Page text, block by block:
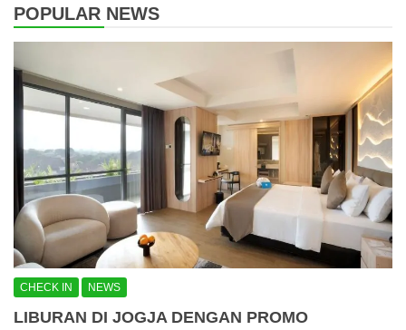
POPULAR NEWS
CHECK IN NEWS
LIBURAN DI JOGJA DENGAN PROMO